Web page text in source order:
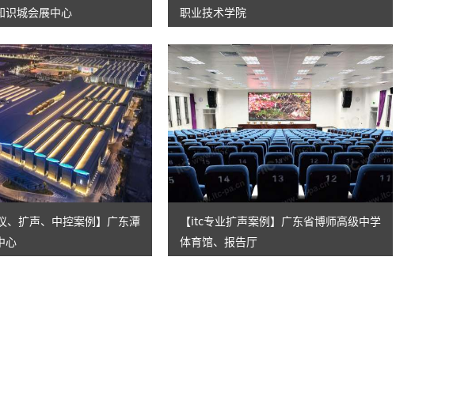
识城会展中心
职业技术学院
、扩声、中控案例】广东潭
心
【itc专业扩声案例】广东省博师高级中学
体育馆、报告厅